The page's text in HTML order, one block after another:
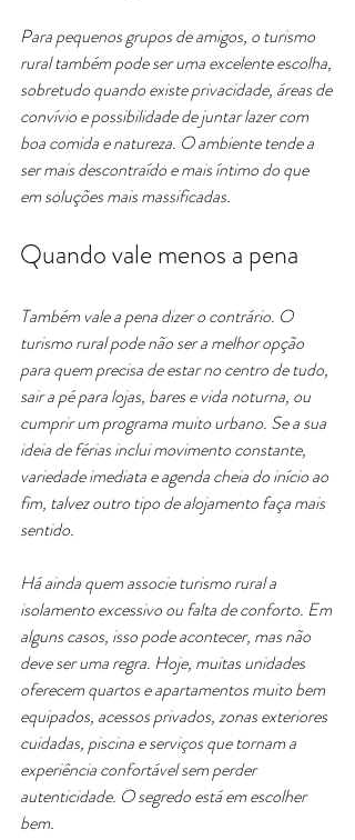
Para pequenos grupos de amigos, o turismo
rural também pode ser uma excelente escolha,
sobretudo quando existe privacidade, áreas de
convívio e possibilidade de juntar lazer com
boa comida e natureza. O ambiente tende a
ser mais descontraído e mais íntimo do que
em soluções mais massificadas.
Quando vale menos a pena
Também vale a pena dizer o contrário. O
turismo rural pode não ser a melhor opção
para quem precisa de estar no centro de tudo,
sair a pé para lojas, bares e vida noturna, ou
cumprir um programa muito urbano. Se a sua
ideia de férias inclui movimento constante,
variedade imediata e agenda cheia do início ao
fim, talvez outro tipo de alojamento faça mais
sentido.
Há ainda quem associe turismo rural a
isolamento excessivo ou falta de conforto. Em
alguns casos, isso pode acontecer, mas não
deve ser uma regra. Hoje, muitas unidades
oferecem quartos e apartamentos muito bem
equipados, acessos privados, zonas exteriores
cuidadas, piscina e serviços que tornam a
experiência confortável sem perder
autenticidade. O segredo está em escolher
bem.